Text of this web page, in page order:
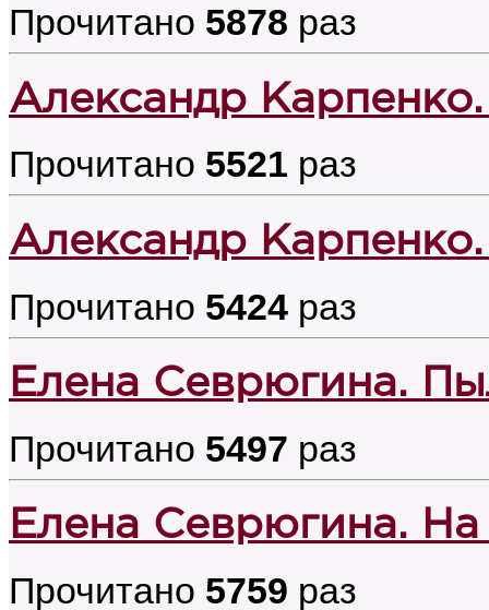
Прочитано 5878 раз
Александр
Прочитано 5521 раз
Александр
Прочитано 5424 раз
Елена Севрюгина.
Прочитано 5497 раз
Елена Севрюгина.
Прочитано 5759 раз